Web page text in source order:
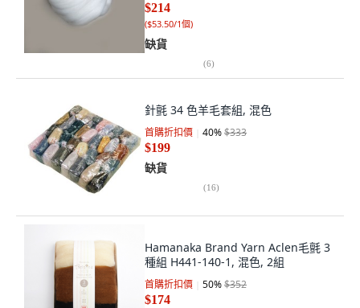
$214
($53.50/1個)
缺貨
(6)
針氈 34 色羊毛套組, 混色
首購折扣價 40%$333
$199
缺貨
(16)
Hamanaka Brand Yarn Aclen毛氈 3
種組 H441-140-1, 混色, 2組
首購折扣價 50%$352
$174